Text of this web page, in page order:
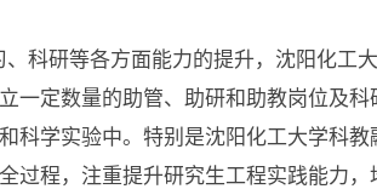
科研等各方面能力的提升，沈阳化工
一定数量的助管、助研和助教岗位及
科学实验中。特别是沈阳化工大学科
过程，注重提升研究生工程实践能力